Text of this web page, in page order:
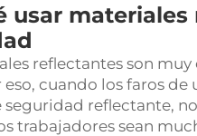
usar
reflectantes son
eso, cuando los faros
seguridad reflectante,
trabajadores sean